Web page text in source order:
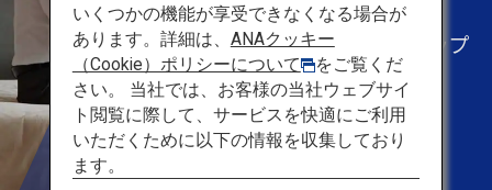
旅のアイデア
行き先
出張がレジャートリップ
に変身
いくつかの機能が享受できなくなる場合が
あります。詳細は、 ANAクッキー
（Cookie）ポリシーについて
をご覧くだ
さい。 当社では、お客様の当社ウェブサイ
ト閲覧に際して、サービスを快適にご利用
いただくために以下の情報を収集しており
ます。